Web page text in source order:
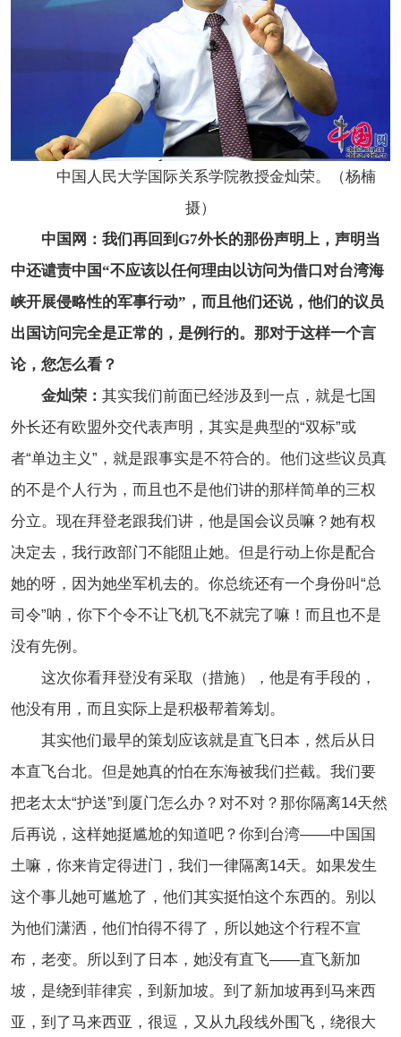
中国人民大学国际关系学院教授金灿荣。（杨楠
摄）
中国网：我们再回到G7外长的那份声明上，声明当
中还谴责中国“不应该以任何理由以访问为借口对台湾海
峡开展侵略性的军事行动”，而且他们还说，他们的议员
出国访问完全是正常的，是例行的。那对于这样一个言
论，您怎么看？
金灿荣： 其实我们前面已经涉及到一点，就是七国
外长还有欧盟外交代表声明，其实是典型的“双标”或
者“单边主义”，就是跟事实是不符合的。他们这些议员真
的不是个人行为，而且也不是他们讲的那样简单的三权
分立。现在拜登老跟我们讲，他是国会议员嘛？她有权
决定去，我行政部门不能阻止她。但是行动上你是配合
她的呀，因为她坐军机去的。你总统还有一个身份叫“总
司令”呐，你下个令不让飞机飞不就完了嘛！而且也不是
没有先例。
这次你看拜登没有采取（措施），他是有手段的，
他没有用，而且实际上是积极帮着筹划。
其实他们最早的策划应该就是直飞日本，然后从日
本直飞台北。但是她真的怕在东海被我们拦截。我们要
把老太太“护送”到厦门怎么办？对不对？那你隔离14天然
后再说，这样她挺尴尬的知道吧？你到台湾——中国国
土嘛，你来肯定得进门，我们一律隔离14天。如果发生
这个事儿她可尴尬了，他们其实挺怕这个东西的。别以
为他们潇洒，他们怕得不得了，所以她这个行程不宣
布，老变。所以到了日本，她没有直飞——直飞新加
坡，是绕到菲律宾，到新加坡。到了新加坡再到马来西
亚，到了马来西亚，很逗，又从九段线外围飞，绕很大